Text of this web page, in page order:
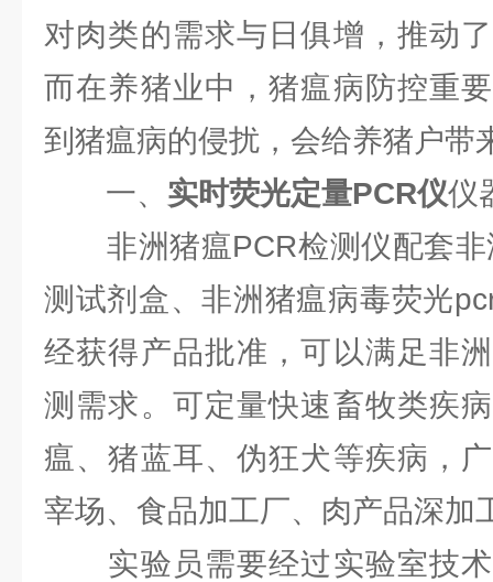
对肉类的需求与日俱增，推动
而在养猪业中，猪瘟病防控重
到猪瘟病的侵扰，会给养猪户带
一、 实时荧光定量PCR仪仪
非洲猪瘟PCR检测仪配套非
测试剂盒、非洲猪瘟病毒荧光
经获得产品批准，可以满足非
测需求。可定量快速畜牧类疾
瘟、猪蓝耳、伪狂犬等疾病，
宰场、食品加工厂、肉产品深加
实验员需要经过实验室技术